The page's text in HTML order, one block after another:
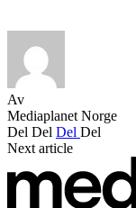
Av
Mediaplanet Norge
Del Del Del Del
Next article